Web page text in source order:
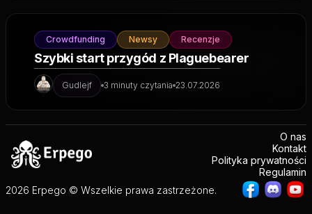
Crowdfunding Newsy Recenzje
Szybki start przygód z Plaguebearer
Gudlejf 3 minuty czytania 23.07.2026
O nas
Kontakt
Polityka prywatności
Regulamin
2026 Erpego © Wszelkie prawa zastrzeżone.